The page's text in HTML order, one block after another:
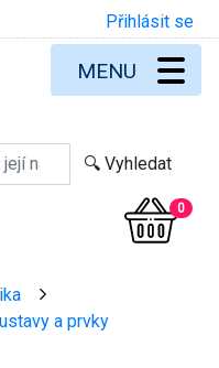
Přihlásit se
0
MENU
a prvky